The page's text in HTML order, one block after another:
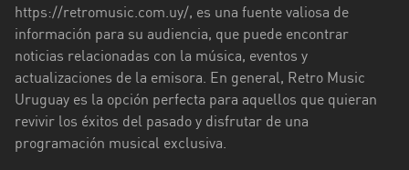
San
José
Soriano
Tacuarembó
https://retromusic.com.uy/, es una fuente valiosa de
información para su audiencia, que puede encontrar
noticias relacionadas con la música, eventos y
actualizaciones de la emisora. En general, Retro Music
Uruguay es la opción perfecta para aquellos que quieran
revivir los éxitos del pasado y disfrutar de una
programación musical exclusiva.